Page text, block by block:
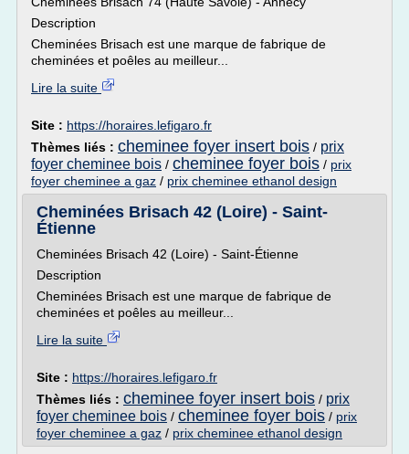
Description
Cheminées Brisach est une marque de fabrique de
cheminées et poêles au meilleur...
Lire la suite
Site : https://horaires.lefigaro.fr
Thèmes liés : cheminee foyer insert bois / prix
foyer cheminee bois / cheminee foyer bois / prix
foyer cheminee a gaz / prix cheminee ethanol design
Cheminées Brisach 42 (Loire) - Saint-
Étienne
Cheminées Brisach 42 (Loire) - Saint-Étienne
Description
Cheminées Brisach est une marque de fabrique de
cheminées et poêles au meilleur...
Lire la suite
Site : https://horaires.lefigaro.fr
Thèmes liés : cheminee foyer insert bois / prix
foyer cheminee bois / cheminee foyer bois / prix
foyer cheminee a gaz / prix cheminee ethanol design